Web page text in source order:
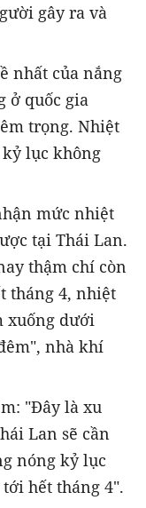
gây ra và
nhất của nắng
ở quốc gia
trọng. Nhiệt
lục không
mức nhiệt
tại Thái Lan.
thậm chí còn
tháng 4, nhiệt
xuống dưới
nhà khí
"Đây là xu
Lan sẽ cần
nóng kỷ lục
hết tháng 4".